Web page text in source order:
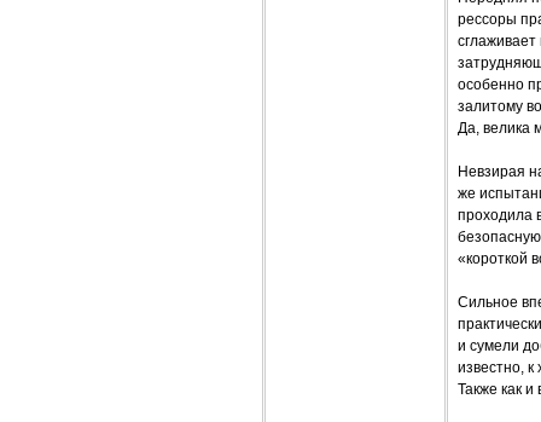
рессоры
особенно
залитому
Да, велика
Невзирая
же
проходила
«короткой
Сильное
и сумели
известно,
Также как